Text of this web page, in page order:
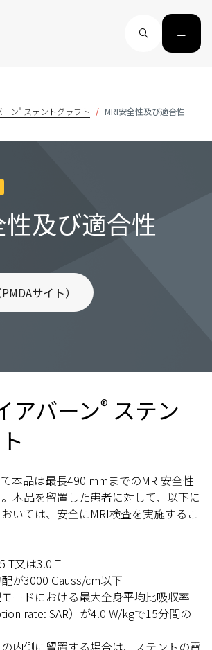
ーン® ステントグラフト MRI安全性及び適合性
性及び適合性
サイト）
アバーン® ステン
本品は最長490 mmまでのMRI安全性
本品を留置した患者に対して、以下に
いては、安全にMRI検査を実施するこ
T又は3.0 T
が3000 Gauss/cm以下
ードにおける最大全身平均比吸収率
rate: SAR）が4.0 W/kgで15分間の
内側に留置する場合は、ステントの電